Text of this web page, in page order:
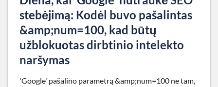
stebėjimą: Kodėl buvo pašalintas
&amp;num=100, kad būtų
užblokuotas dirbtinio intelekto
naršymas
'Google' pašalino parametrą &amp;num=100 ne tam,